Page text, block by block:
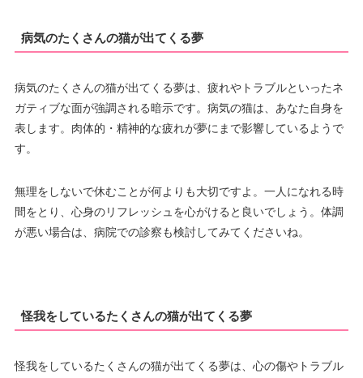
病気のたくさんの猫が出てくる夢
病気のたくさんの猫が出てくる夢は、疲れやトラブルといったネ
ガティブな面が強調される暗示です。病気の猫は、あなた自身を
表します。肉体的・精神的な疲れが夢にまで影響しているようで
す。
無理をしないで休むことが何よりも大切ですよ。一人になれる時
間をとり、心身のリフレッシュを心がけると良いでしょう。体調
が悪い場合は、病院での診察も検討してみてくださいね。
怪我をしているたくさんの猫が出てくる夢
怪我をしているたくさんの猫が出てくる夢は、心の傷やトラブル